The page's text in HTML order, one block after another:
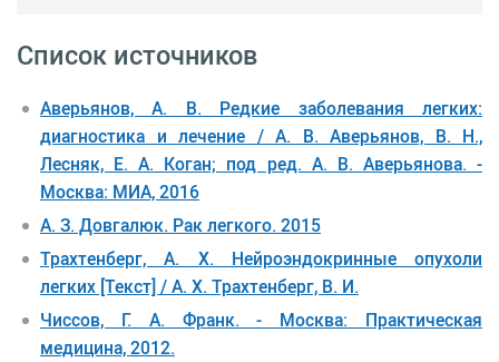
Список источников
Аверьянов, А. В. Редкие заболевания легких:
диагностика и лечение / А. В. Аверьянов, В. Н.,
Лесняк, Е. А. Коган; под ред. А. В. Аверьянова. -
Москва: МИА, 2016
А. З. Довгалюк. Рак легкого. 2015
Трахтенберг, А. Х. Нейроэндокринные опухоли
легких [Текст] / А. Х. Трахтенберг, В. И.
Чиссов, Г. А. Франк. - Москва: Практическая
медицина, 2012.